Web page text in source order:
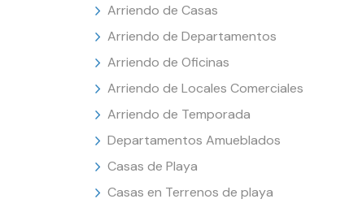
Arriendo de Casas
Arriendo de Departamentos
Arriendo de Oficinas
Arriendo de Locales Comerciales
Arriendo de Temporada
Departamentos Amueblados
Casas de Playa
Casas en Terrenos de playa